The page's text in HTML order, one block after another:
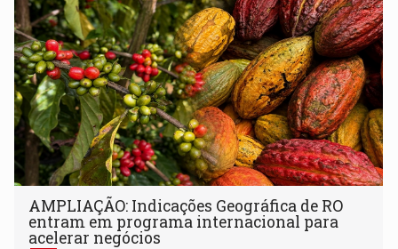
AMPLIAÇÃO: Indicações Geográfica de RO
entram em programa internacional para
acelerar negócios